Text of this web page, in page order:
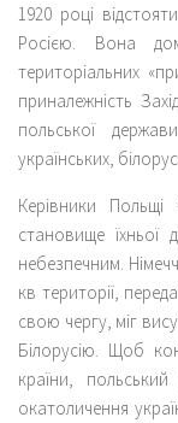
1920 році
Росією. Вона
територіальних
приналежність
польської
українських,
Керівники
становище
небезпечним.
кв території,
свою чергу, міг
Білорусію. Щоб
країни,
окатоличення